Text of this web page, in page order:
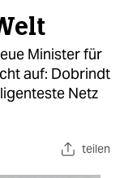
Minister für
auf: Dobrindt
Netz
teilen